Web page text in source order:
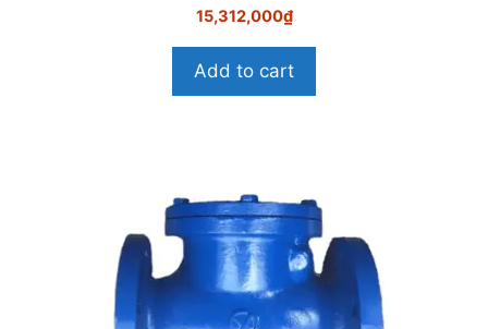
0
n
à
5
15,312,000₫
Add to cart